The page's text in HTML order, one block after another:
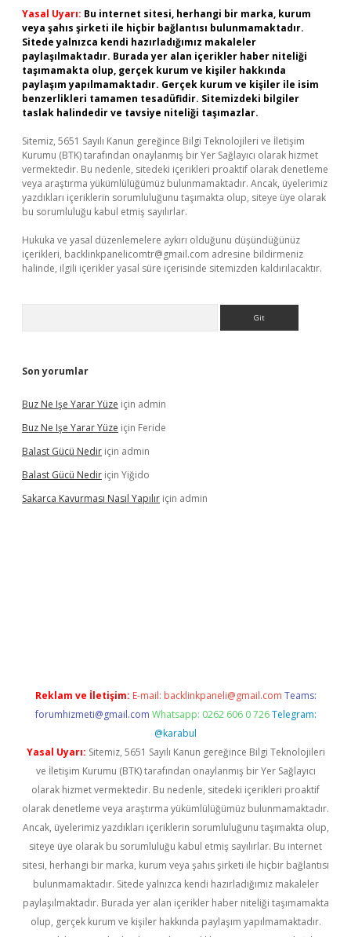
Yasal Uyarı: Bu internet sitesi, herhangi bir marka, kurum
veya şahıs şirketi ile hiçbir bağlantısı bulunmamaktadır.
Sitede yalnızca kendi hazırladığımız makaleler
paylaşılmaktadır. Burada yer alan içerikler haber niteliği
taşımamakta olup, gerçek kurum ve kişiler hakkında
paylaşım yapılmamaktadır. Gerçek kurum ve kişiler ile isim
benzerlikleri tamamen tesadüfidir. Sitemizdeki bilgiler
taslak halindedir ve tavsiye niteliği taşımazlar.
Sitemiz, 5651 Sayılı Kanun gereğince Bilgi Teknolojileri ve İletişim
Kurumu (BTK) tarafından onaylanmış bir Yer Sağlayıcı olarak hizmet
vermektedir. Bu nedenle, sitedeki içerikleri proaktif olarak denetleme
veya araştırma yükümlülüğümüz bulunmamaktadır. Ancak, üyelerimiz
yazdıkları içeriklerin sorumluluğunu taşımakta olup, siteye üye olarak
bu sorumluluğu kabul etmiş sayılırlar.
Hukuka ve yasal düzenlemelere aykırı olduğunu düşündüğünüz
içerikleri, backlinkpanelicomtr@gmail.com adresine bildirmeniz
halinde, ilgili içerikler yasal süre içerisinde sitemizden kaldırılacaktır.
Son yorumlar
Buz Ne Işe Yarar Yüze için admin
Buz Ne Işe Yarar Yüze için Feride
Balast Gücü Nedir için admin
Balast Gücü Nedir için Yiğido
Sakarca Kavurması Nasıl Yapılır için admin
Reklam ve İletişim: E-mail: backlinkpaneli@gmail.com Teams:
forumhizmeti@gmail.com Whatsapp: 0262 606 0 726 Telegram:
@karabul
Yasal Uyarı: Sitemiz, 5651 Sayılı Kanun gereğince Bilgi Teknolojileri
ve İletişim Kurumu (BTK) tarafından onaylanmış bir Yer Sağlayıcı
olarak hizmet vermektedir. Bu nedenle, sitedeki içerikleri proaktif
olarak denetleme veya araştırma yükümlülüğümüz bulunmamaktadır.
Ancak, üyelerimiz yazdıkları içeriklerin sorumluluğunu taşımakta olup,
siteye üye olarak bu sorumluluğu kabul etmiş sayılırlar. Bu internet
sitesi, herhangi bir marka, kurum veya şahıs şirketi ile hiçbir bağlantısı
bulunmamaktadır. Sitede yalnızca kendi hazırladığımız makaleler
paylaşılmaktadır. Burada yer alan içerikler haber niteliği taşımamakta
olup, gerçek kurum ve kişiler hakkında paylaşım yapılmamaktadır.